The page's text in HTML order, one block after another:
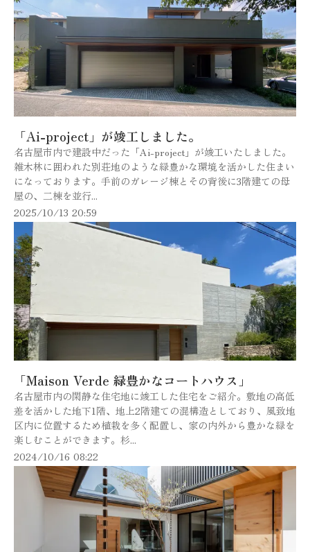
「Ai-project」が竣工しました。
名古屋市内で建設中だった「Ai-project」が竣工いたしました。
雑木林に囲われた別荘地のような緑豊かな環境を活かした住まい
になっております。手前のガレージ棟とその背後に3階建ての母
屋の、二棟を並行...
2025/10/13 20:59
「Maison Verde 緑豊かなコートハウス」
名古屋市内の閑静な住宅地に竣工した住宅をご紹介。敷地の高低
差を活かした地下1階、地上2階建ての混構造としており、風致地
区内に位置するため植栽を多く配置し、家の内外から豊かな緑を
楽しむことができます。杉...
2024/10/16 08:22